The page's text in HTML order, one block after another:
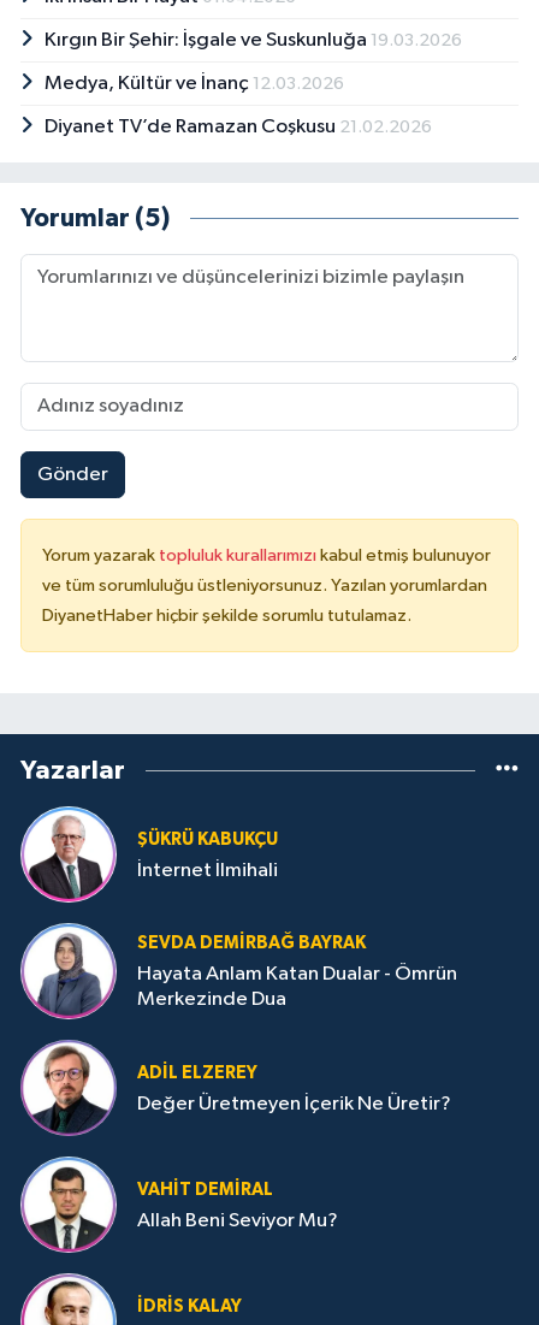
Kırgın Bir Şehir: İşgale ve Suskunluğa 19.03.2026
Medya, Kültür ve İnanç 12.03.2026
Diyanet TV’de Ramazan Coşkusu 21.02.2026
Yorumlar (5)
Gönder
Yorum yazarak topluluk kurallarımızı kabul etmiş bulunuyor
ve tüm sorumluluğu üstleniyorsunuz. Yazılan yorumlardan
DiyanetHaber hiçbir şekilde sorumlu tutulamaz.
Yazarlar
ŞÜKRÜ KABUKÇU
İnternet İlmihali
SEVDA DEMIRBAĞ BAYRAK
Hayata Anlam Katan Dualar - Ömrün
Merkezinde Dua
ADIL ELZEREY
Değer Üretmeyen İçerik Ne Üretir?
VAHIT DEMIRAL
Allah Beni Seviyor Mu?
İDRIS KALAY
Konya Müftülüğü
Manisa Müftülüğü
Muğla Müftülüğü
Muş Müftülüğü
Niğde Müftülüğü
Rize Müftülüğü
Sakarya Müftülüğü
Samsun Müftülüğü
Siirt Müftülüğü
Sivas Müftülüğü
Şanlıurfa Müftülüğü
Şırnak Müftülüğü
Tekirdağ Müftülüğü